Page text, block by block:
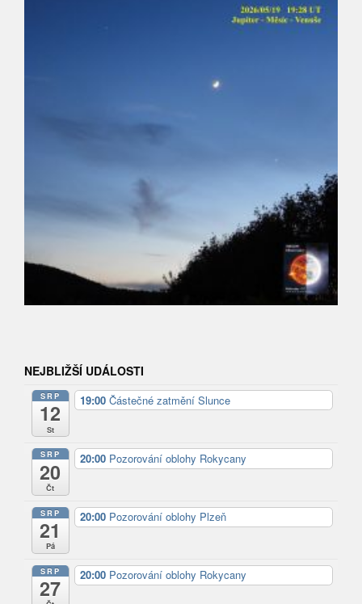
NEJBLIŽŠÍ UDÁLOSTI
SRP
12
St
19:00 Částečné zatmění Slunce
SRP
20
Čt
20:00 Pozorování oblohy Rokycany
SRP
21
Pá
20:00 Pozorování oblohy Plzeň
SRP
27
20:00 Pozorování oblohy Rokycany